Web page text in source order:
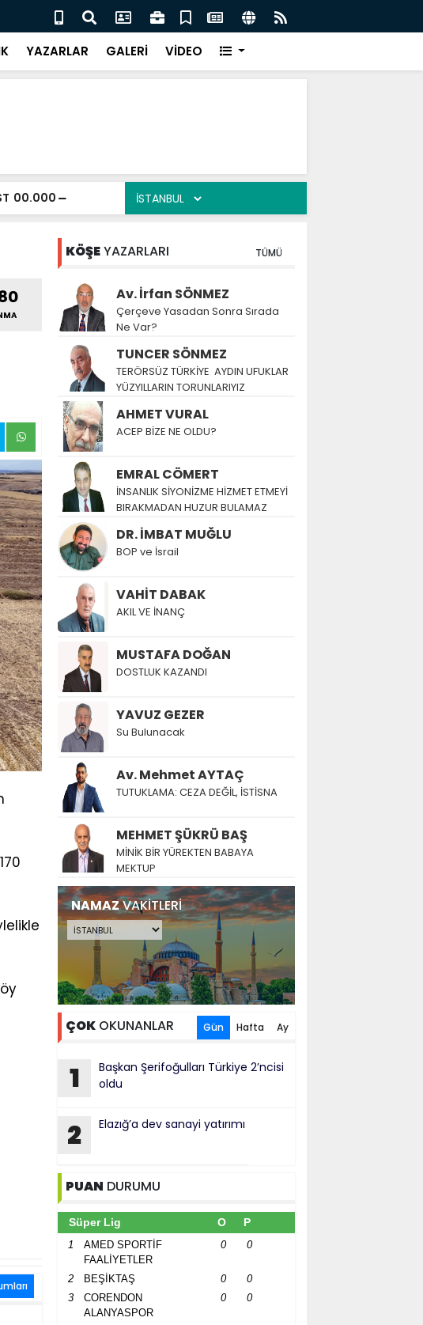
Haykır’dan festivaldeki görüntülere tepki
YAZARLAR GALERİ VİDEO
00.000
KÖŞEYAZARLARI TÜMÜ
Av. İrfan SÖNMEZ
Çerçeve Yasadan Sonra Sırada
Ne Var?
TUNCER SÖNMEZ
TERÖRSÜZ TÜRKİYE AYDIN UFUKLAR
YÜZYILLARIN TORUNLARIYIZ
AHMET VURAL
ACEP BİZE NE OLDU?
EMRAL CÖMERT
İNSANLIK SİYONİZME HİZMET ETMEYİ
BIRAKMADAN HUZUR BULAMAZ
DR. İMBAT MUĞLU
BOP ve İsrail
VAHİT DABAK
AKIL VE İNANÇ
MUSTAFA DOĞAN
DOSTLUK KAZANDI
YAVUZ GEZER
Su Bulunacak
Av. Mehmet AYTAÇ
TUTUKLAMA: CEZA DEĞİL, İSTİSNA
MEHMET ŞÜKRÜ BAŞ
MİNİK BİR YÜREKTEN BABAYA
MEKTUP
NAMAZVAKİTLERİ
ÇOK OKUNANLAR Gün Hafta Ay
1
Başkan Şerifoğulları Türkiye 2’ncisi
oldu
2 Elazığ’a dev sanayi yatırımı
PUAN DURUMU
Süper Lig O P
1
AMED SPORTİF
FAALİYETLER
0 0
2 BEŞİKTAŞ 0
0
3
CORENDON
ALANYASPOR
0 0